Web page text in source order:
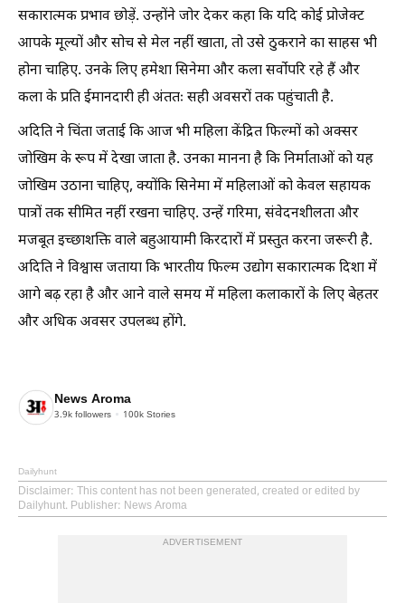
सकारात्मक प्रभाव छोड़ें. उन्होंने जोर देकर कहा कि यदि कोई प्रोजेक्ट
आपके मूल्यों और सोच से मेल नहीं खाता, तो उसे ठुकराने का साहस भी
होना चाहिए. उनके लिए हमेशा सिनेमा और कला सर्वोपरि रहे हैं और
कला के प्रति ईमानदारी ही अंततः सही अवसरों तक पहुंचाती है.
अदिति ने चिंता जताई कि आज भी महिला केंद्रित फिल्मों को अक्सर
जोखिम के रूप में देखा जाता है. उनका मानना है कि निर्माताओं को यह
जोखिम उठाना चाहिए, क्योंकि सिनेमा में महिलाओं को केवल सहायक
पात्रों तक सीमित नहीं रखना चाहिए. उन्हें गरिमा, संवेदनशीलता और
मजबूत इच्छाशक्ति वाले बहुआयामी किरदारों में प्रस्तुत करना जरूरी है.
अदिति ने विश्वास जताया कि भारतीय फिल्म उद्योग सकारात्मक दिशा में
आगे बढ़ रहा है और आने वाले समय में महिला कलाकारों के लिए बेहतर
और अधिक अवसर उपलब्ध होंगे.
News Aroma
3.9k followers 100k Stories
Dailyhunt
Disclaimer: This content has not been generated, created or edited by
Dailyhunt. Publisher: News Aroma
ADVERTISEMENT